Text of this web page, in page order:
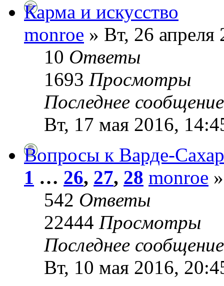
Карма и искусство
monroe » Вт, 26 апреля
10 Ответы
1693 Просмотры
Последнее
Вт, 17 мая 2016,
Вопросы к Варде-
1 … 26, 27, 28 monroe
542 Ответы
22444 Просмотры
Последнее
Вт, 10 мая 2016,